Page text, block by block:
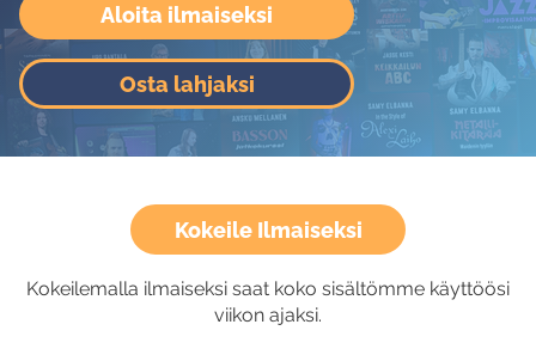
Aloita ilmaiseksi
Osta lahjaksi
Kokeile Ilmaiseksi
Kokeilemalla ilmaiseksi saat koko sisältömme käyttöösi
viikon ajaksi.